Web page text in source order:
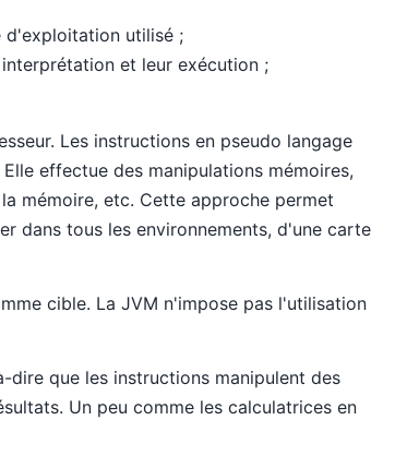
d'exploitation utilisé ;
et leur exécution ;
Les instructions en pseudo langage
effectue des manipulations mémoires,
mémoire, etc. Cette approche permet
dans tous les environnements, d'une carte
cible. La JVM n'impose pas l'utilisation
que les instructions manipulent des
Un peu comme les calculatrices en